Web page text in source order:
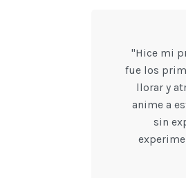
"Hice mi
fue los
llorar y
anime a
sin